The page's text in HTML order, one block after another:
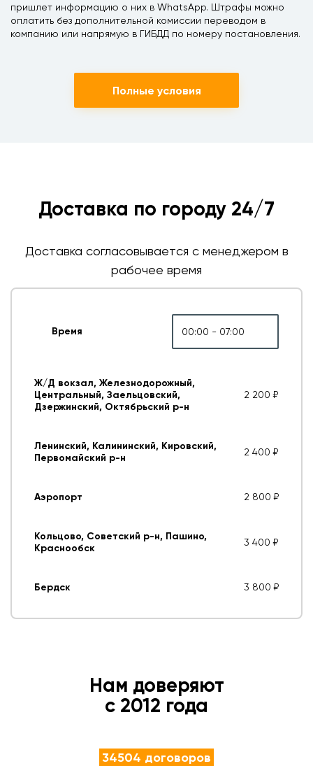
пришлет информацию о них в WhatsApp. Штрафы можно
оплатить без дополнительной комиссии переводом в
компанию или напрямую в ГИБДД по номеру постановления.
Полные условия
Доставка по городу 24/7
Доставка согласовывается с менеджером в
рабочее время
Время 00:00 - 07:00
Ж/Д вокзал, Железнодорожный,
Центральный, Заельцовский,
Дзержинский, Октябрьский р-н
2 200 ₽
Ленинский, Калининский, Кировский,
Первомайский р-н
2 400 ₽
Аэропорт 2 800 ₽
Кольцово, Советский р-н, Пашино,
Краснообск
3 400 ₽
Бердск 3 800 ₽
Нам доверяют
с 2012 года
34504 договоров